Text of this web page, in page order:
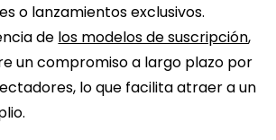
o lanzamientos exclusivos.
de los modelos de suscripción,
un compromiso a largo plazo por
lo que facilita atraer a un